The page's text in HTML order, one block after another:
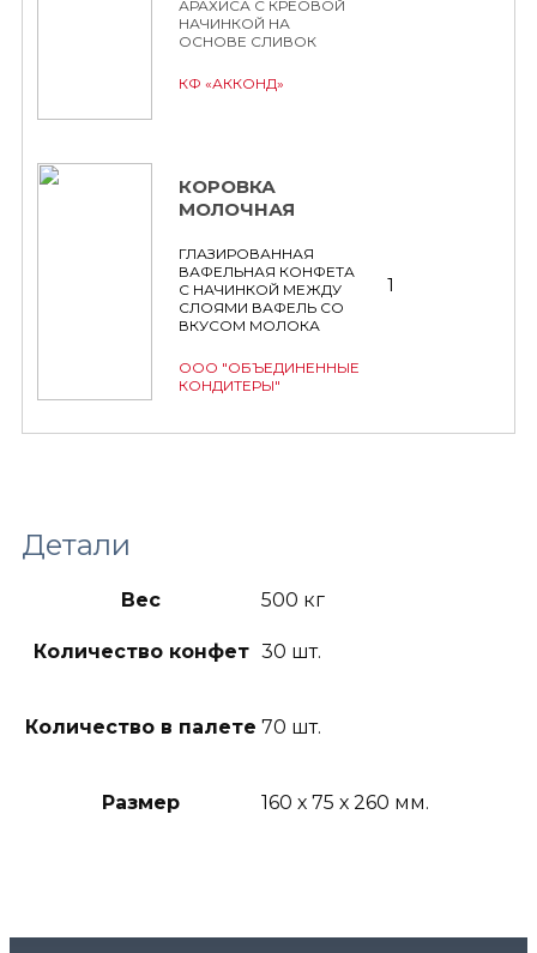
АРАХИСА С КРЕОВОЙ
НАЧИНКОЙ НА
ОСНОВЕ СЛИВОК
КФ «АККОНД»
КОРОВКА
МОЛОЧНАЯ
ГЛАЗИРОВАННАЯ
ВАФЕЛЬНАЯ КОНФЕТА
С НАЧИНКОЙ МЕЖДУ
СЛОЯМИ ВАФЕЛЬ СО
ВКУСОМ МОЛОКА
ООО "ОБЪЕДИНЕННЫЕ
КОНДИТЕРЫ"
1
Детали
Вес 500 кг
Количество конфет 30 шт.
Количество в палете 70 шт.
Размер 160 х 75 х 260 мм.